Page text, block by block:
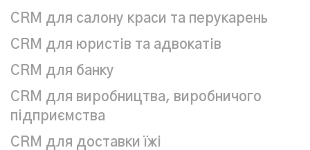
CRM для салону краси та перукарень
СRM для юристів та адвокатів
CRM для банку
CRM для виробництва, виробничого
підприємства
CRM для доставки їжі